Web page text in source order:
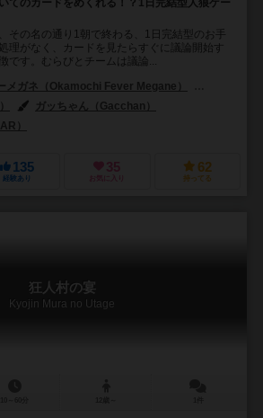
てのカードをめくれる！？1日完結型人狼ゲー
その名の通り1朝で終わる、1日完結型のお手
理がなく、カードを見たらすぐに議論開始す
です。むらびとチームは議論...
メガネ（Okamochi Fever Megane）
ガッちゃん（Gacchan）
）
135
経験あり
35
お気に入り
62
持ってる
狂人村の宴
Kyojin Mura no Utage